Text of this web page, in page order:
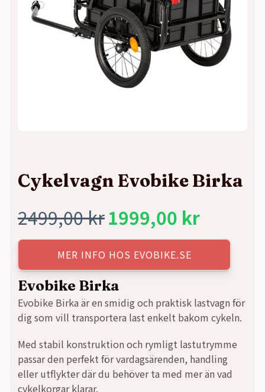
Cykelvagn Evobike Birka
2499,00kr
Det
ursprungliga
priset
var:
2499,00 kr.
1999,00 kr
Det
nuvarande
priset
är:
1999,00 kr.
MER INFO HOS EVOBIKE.SE
Evobike Birka
Evobike Birka är en smidig och praktisk lastvagn för
dig som vill transportera last enkelt bakom cykeln.
Med stabil konstruktion och rymligt lastutrymme
passar den perfekt för vardagsärenden, handling
eller utflykter där du behöver ta med mer än vad
cykelkorgar klarar.